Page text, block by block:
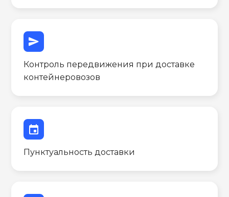
send
Контроль передвижения при доставке
контейнеровозов
event
Пунктуальность доставки